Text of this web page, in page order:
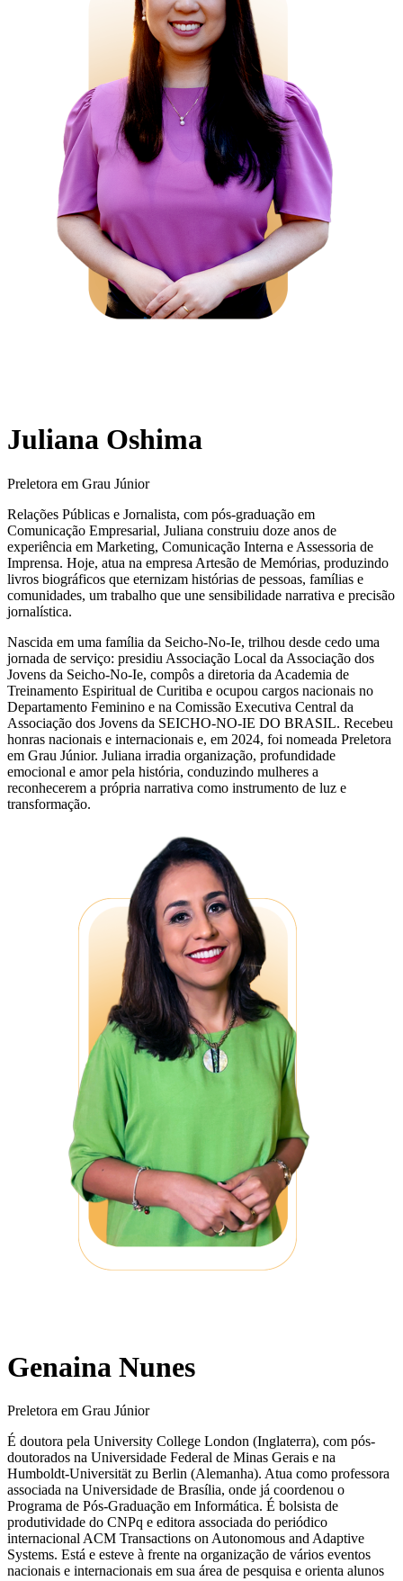
Juliana Oshima
Preletora em Grau Júnior
Relações Públicas e Jornalista, com pós-graduação em
Comunicação Empresarial, Juliana construiu doze anos de
experiência em Marketing, Comunicação Interna e Assessoria de
Imprensa. Hoje, atua na empresa Artesão de Memórias, produzindo
livros biográficos que eternizam histórias de pessoas, famílias e
comunidades, um trabalho que une sensibilidade narrativa e precisão
jornalística.
Nascida em uma família da Seicho-No-Ie, trilhou desde cedo uma
jornada de serviço: presidiu Associação Local da Associação dos
Jovens da Seicho-No-Ie, compôs a diretoria da Academia de
Treinamento Espiritual de Curitiba e ocupou cargos nacionais no
Departamento Feminino e na Comissão Executiva Central da
Associação dos Jovens da SEICHO-NO-IE DO BRASIL. Recebeu
honras nacionais e internacionais e, em 2024, foi nomeada Preletora
em Grau Júnior. Juliana irradia organização, profundidade
emocional e amor pela história, conduzindo mulheres a
reconhecerem a própria narrativa como instrumento de luz e
transformação.
Genaina Nunes
Preletora em Grau Júnior
É doutora pela University College London (Inglaterra), com pós-
doutorados na Universidade Federal de Minas Gerais e na
Humboldt-Universität zu Berlin (Alemanha). Atua como professora
associada na Universidade de Brasília, onde já coordenou o
Programa de Pós-Graduação em Informática. É bolsista de
produtividade do CNPq e editora associada do periódico
internacional ACM Transactions on Autonomous and Adaptive
Systems. Está e esteve à frente na organização de vários eventos
nacionais e internacionais em sua área de pesquisa e orienta alunos